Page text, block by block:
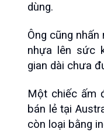
dùng.
Ông cũng
nhựa lên sức
gian dài chưa
Một chiếc ấm
bán lẻ tại
còn loại bằng